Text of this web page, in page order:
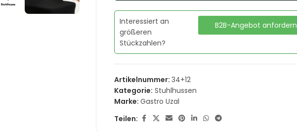
Interessiert an
größeren
Stückzahlen?
B2B-Angebot anfordern
Artikelnummer:34+12
Kategorie: Stuhlhussen
Marke:Gastro Uzal
Teilen: